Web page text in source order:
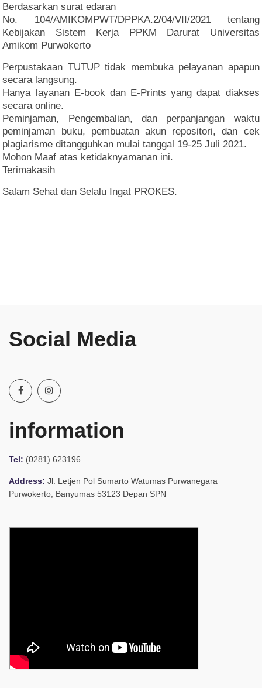
Berdasarkan surat edaran
No. 104/AMIKOMPWT/DPPKA.2/04/VII/2021 tentang
Kebijakan Sistem Kerja PPKM Darurat Universitas
Amikom Purwokerto
Perpustakaan TUTUP tidak membuka pelayanan apapun
secara langsung.
Hanya layanan E-book dan E-Prints yang dapat diakses
secara online.
Peminjaman, Pengembalian, dan perpanjangan waktu
peminjaman buku, pembuatan akun repositori, dan cek
plagiarisme ditangguhkan mulai tanggal 19-25 Juli 2021.
Mohon Maaf atas ketidaknyamanan ini.
Terimakasih
Salam Sehat dan Selalu Ingat PROKES.
Social Media
information
Tel: (0281) 623196
Address: Jl. Letjen Pol Sumarto Watumas Purwanegara
Purwokerto, Banyumas 53123 Depan SPN